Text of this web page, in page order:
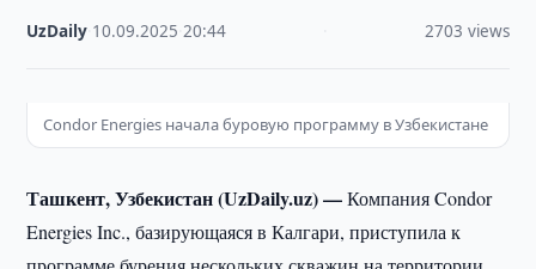
UzDaily 10.09.2025 ·20:44 2703 views
Condor Energies начала буровую программу в Узбекистане
Ташкент, Узбекистан (UzDaily.uz) —Компания Condor
Energies Inc., базирующаяся в Калгари, приступила к